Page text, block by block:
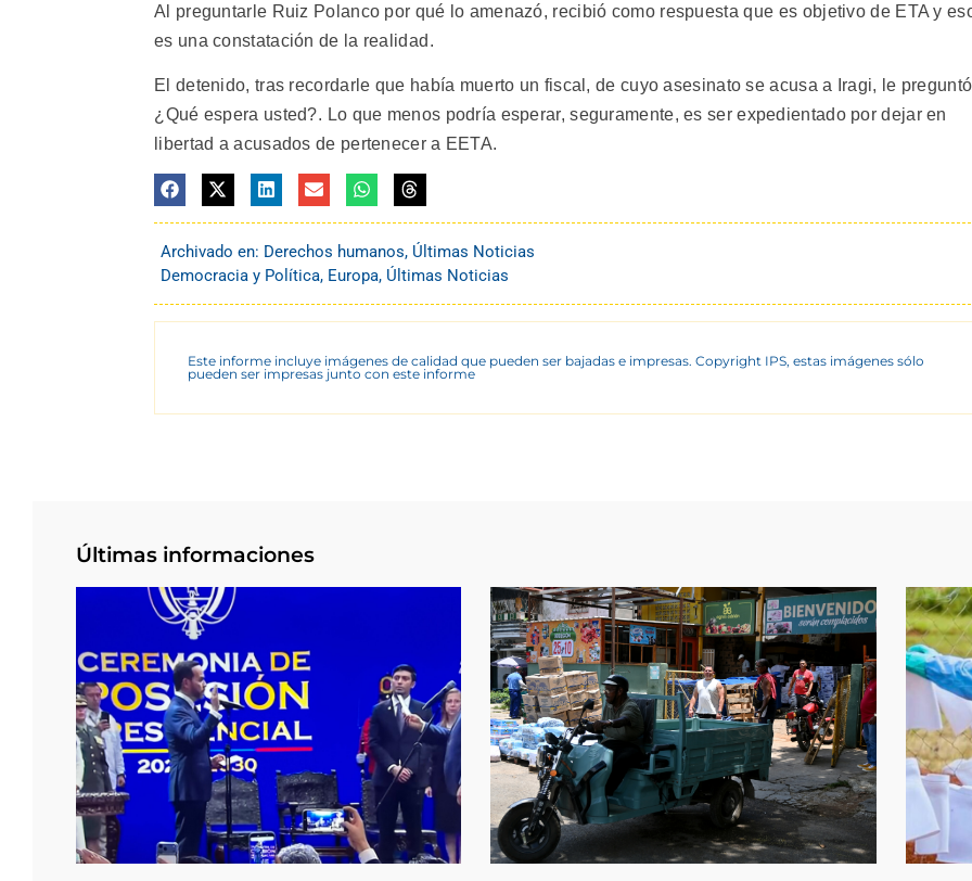
Al preguntarle Ruiz Polanco por qué lo amenazó, recibió como respuesta que es objetivo de ETA y
es una constatación de la realidad.
El detenido, tras recordarle que había muerto un fiscal, de cuyo asesinato se acusa a Iragi, le preguntó
¿Qué espera usted?. Lo que menos podría esperar, seguramente, es ser expedientado por dejar en
libertad a acusados de pertenecer a EETA.
Archivado en: Derechos humanos, Últimas Noticias
Democracia y Política, Europa, Últimas Noticias
Este informe incluye imágenes de calidad que pueden ser bajadas e impresas. Copyright IPS, estas imágenes sólo
pueden ser impresas junto con este informe
Últimas informaciones